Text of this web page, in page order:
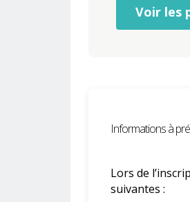
Voir les
Informations à
Lors de
suivantes :